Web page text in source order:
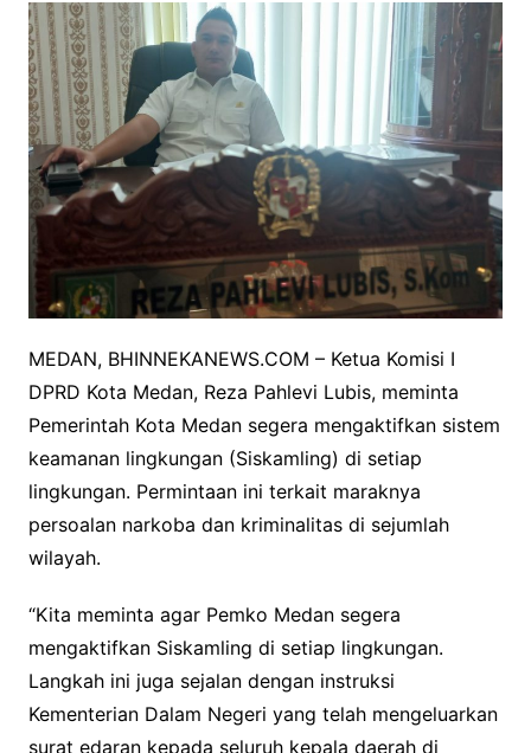
MEDAN, BHINNEKANEWS.COM – Ketua Komisi I
DPRD Kota Medan, Reza Pahlevi Lubis, meminta
Pemerintah Kota Medan segera mengaktifkan sistem
keamanan lingkungan (Siskamling) di setiap
lingkungan. Permintaan ini terkait maraknya
persoalan narkoba dan kriminalitas di sejumlah
wilayah.
“Kita meminta agar Pemko Medan segera
mengaktifkan Siskamling di setiap lingkungan.
Langkah ini juga sejalan dengan instruksi
Kementerian Dalam Negeri yang telah mengeluarkan
surat edaran kepada seluruh kepala daerah di